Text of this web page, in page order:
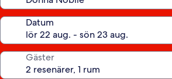
Datum
Gäster